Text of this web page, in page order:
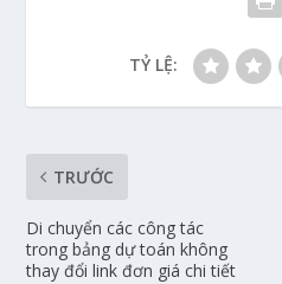
TỶ LỆ:
TRƯỚC
Di chuyển các công tác
trong bảng dự toán không
thay đổi link đơn giá chi tiết